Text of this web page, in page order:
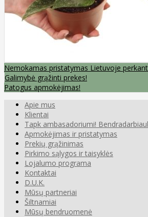
Nemokamas pristatymas Lietuvoje
Galimybė grąžinti prekes!
Patogus apmokėjimas!
Apie mus
Klientai
Tapk ambasadoriumi!
Apmokėjimas ir pristatymas
Prekių grąžinimas
Pirkimo sąlygos ir taisyklės
Lojalumo programa
Kontaktai
D.U.K.
Mūsų partneriai
Šiltnamiai
Mūsų bendruomenė